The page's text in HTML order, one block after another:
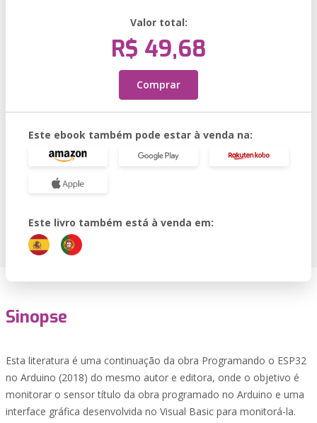
Valor total:
R$ 49,68
Comprar
Este ebook também pode estar à venda na:
Este livro também está à venda em:
Sinopse
Esta literatura é uma continuação da obra Programando o ESP32
no Arduino (2018) do mesmo autor e editora, onde o objetivo é
monitorar o sensor título da obra programado no Arduino e uma
interface gráfica desenvolvida no Visual Basic para monitorá-la.